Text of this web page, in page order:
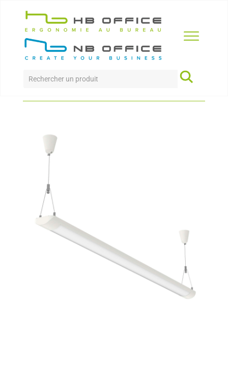
Accueil > Produits > accessoires>Luminaire Led
suspendu Maul-Start
MAUL-START